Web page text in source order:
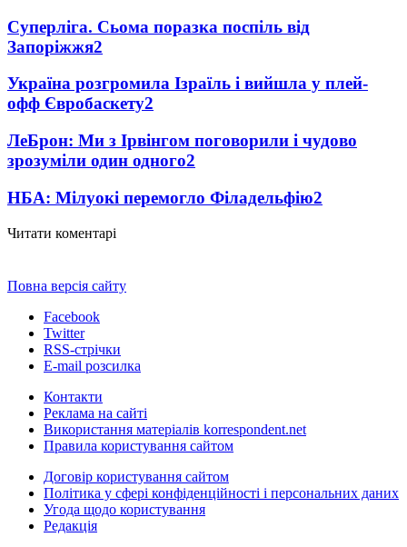
Суперліга. Сьома поразка поспіль від
Запоріжжя2
Україна розгромила Ізраїль і вийшла у плей-
офф Євробаскету2
ЛеБрон: Ми з Ірвінгом поговорили і чудово
зрозуміли один одного2
НБА: Мілуокі перемогло Філадельфію2
Читати коментарі
Повна версія сайту
Facebook
Twitter
RSS-стрічки
E-mail розсилка
Контакти
Реклама на сайті
Використання матеріалів korrespondent.net
Правила користування сайтом
Договір користування сайтом
Політика у сфері конфіденційності і персональних даних
Угода щодо користування
Редакція